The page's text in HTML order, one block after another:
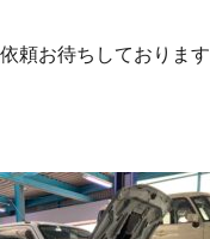
頼お待ちしております